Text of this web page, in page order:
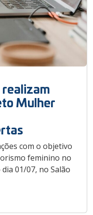
Mulher
com o objetivo
feminino no
01/07, no Salão